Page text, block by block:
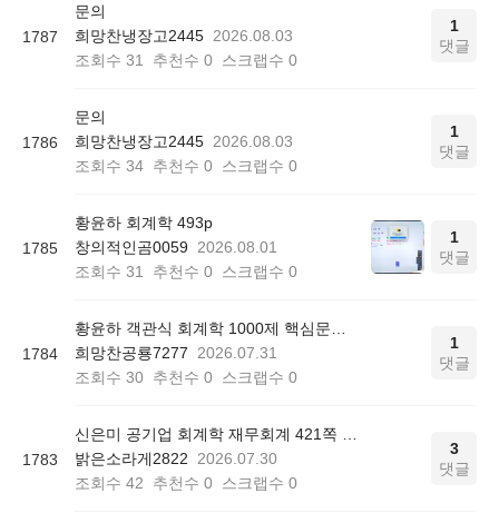
1787
문의
희망찬냉장고2445 2026.08.03
조회수 31 추천수 0 스크랩수 0
1
댓글
1786
문의
희망찬냉장고2445 2026.08.03
조회수 34 추천수 0 스크랩수 0
1
댓글
1785
황윤하 회계학 493p
창의적인곰0059
2026.08.01
조회수 31 추천수 0 스크랩수 0
1
댓글
1784
희망찬공룡7277
2026.07.31
조회수 30 추천수 0 스크랩수 0
1
댓글
1783
밝은소라게2822
2026.07.30
조회수 42 추천수 0 스크랩수 0
3
댓글